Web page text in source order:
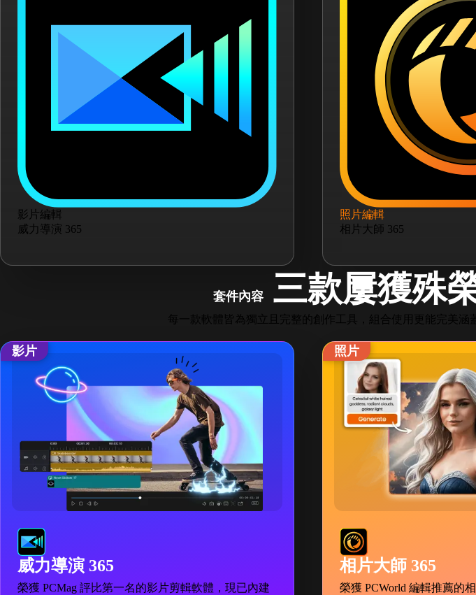
影片編輯
威力導演 365
照片編輯
相片大師 365
套件內容三款屢獲殊
每一款軟體皆為獨立且完整的創作工具，組合使用更能完美
威力導演 365
榮獲 PCMag 評比第一名的影片剪輯軟體，現已內建
影片
相片大師 365
榮獲 PCWorld 編輯推薦的
照片